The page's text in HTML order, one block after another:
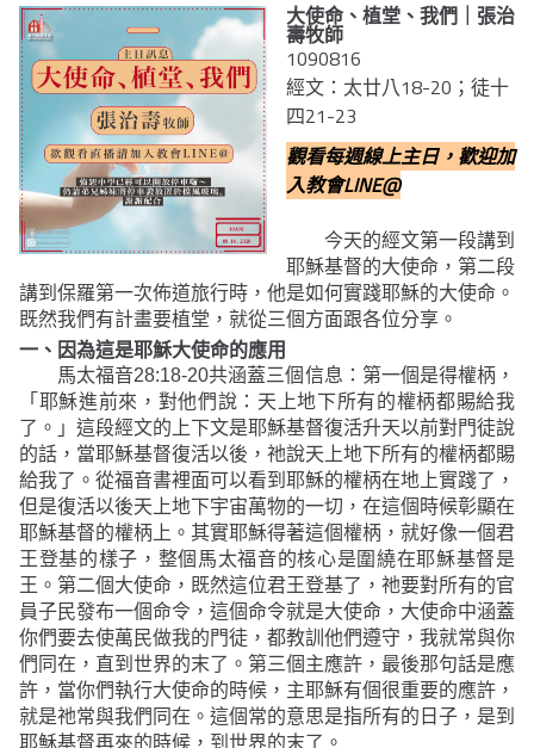
大使命、植堂、我們｜張治
壽牧師
1090816
經文：太廿八18-20；徒十
四21-23
觀看每週線上主日，歡迎加
入教會LINE@
今天的經文第一段講到
耶穌基督的大使命，第二段
講到保羅第一次佈道旅行時，他是如何實踐耶穌的大使命。
既然我們有計畫要植堂，就從三個方面跟各位分享。
一、 因為這是耶穌大使命的應用
馬太福音28:18-20共涵蓋三個信息：第一個是得權柄，
「耶穌進前來，對他們說：天上地下所有的權柄都賜給我
了。」 這段經文的上下文是耶穌基督復活升天以前對門徒說
的話，當耶穌基督復活以後，祂說天上地下所有的權柄都賜
給我了。從福音書裡面可以看到耶穌的權柄在地上實踐了，
但是復活以後天上地下宇宙萬物的一切，在這個時候彰顯在
耶穌基督的權柄上。其實耶穌得著這個權柄，就好像一個君
王登基的樣子，整個馬太福音的核心是圍繞在耶穌基督是
王。第二個大使命，既然這位君王登基了，祂要對所有的官
員子民發布一個命令，這個命令就是大使命，大使命中涵蓋
你們要去使萬民做我的門徒，都教訓他們遵守，我就常與你
們同在，直到世界的末了。第三個主應許，最後那句話是應
許，當你們執行大使命的時候，主耶穌有個很重要的應許，
就是祂常與我們同在。這個常的意思是指所有的日子，是到
耶穌基督再來的時候，到世界的末了。